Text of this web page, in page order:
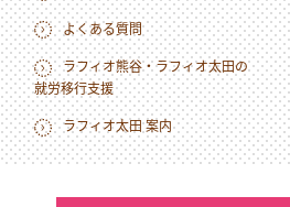
ラフィオ熊谷・ラフィオ太田の
就労移行支援
ラフィオ太田 案内
よくある質問